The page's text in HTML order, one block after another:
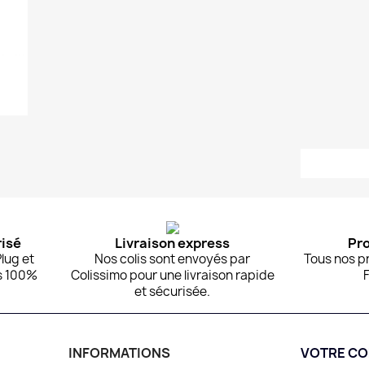
et
100%
Livraison express
Nos colis sont envoyés par
Colissimo pour une livraison rapide
et sécurisée.
Tous nos
INFORMATIONS VOTRE